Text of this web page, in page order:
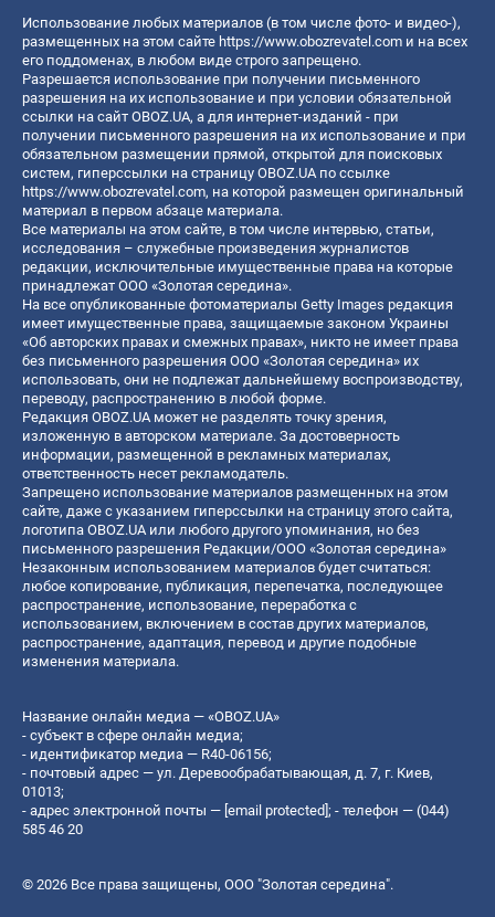
Использование любых материалов (в том числе фото- и видео-),
размещенных на этом сайте https://www.obozrevatel.com и на всех
его поддоменах, в любом виде строго запрещено.
Разрешается использование при получении письменного
разрешения на их использование и при условии обязательной
ссылки на сайт OBOZ.UA, а для интернет-изданий - при
получении письменного разрешения на их использование и при
обязательном размещении прямой, открытой для поисковых
систем, гиперссылки на страницу OBOZ.UA по ссылке
https://www.obozrevatel.com, на которой размещен оригинальный
материал в первом абзаце материала.
Все материалы на этом сайте, в том числе интервью, статьи,
исследования – служебные произведения журналистов
редакции, исключительные имущественные права на которые
принадлежат ООО «Золотая середина».
На все опубликованные фотоматериалы Getty Images редакция
имеет имущественные права, защищаемые законом Украины
«Об авторских правах и смежных правах», никто не имеет права
без письменного разрешения ООО «Золотая середина» их
использовать, они не подлежат дальнейшему воспроизводству,
переводу, распространению в любой форме.
Редакция OBOZ.UA может не разделять точку зрения,
изложенную в авторском материале. За достоверность
информации, размещенной в рекламных материалах,
ответственность несет рекламодатель.
Запрещено использование материалов размещенных на этом
сайте, даже с указанием гиперссылки на страницу этого сайта,
логотипа OBOZ.UA или любого другого упоминания, но без
письменного разрешения Редакции/ООО «Золотая середина»
Незаконным использованием материалов будет считаться:
любое копирование, публикация, перепечатка, последующее
распространение, использование, переработка с
использованием, включением в состав других материалов,
распространение, адаптация, перевод и другие подобные
изменения материала.
Название онлайн медиа — «OBOZ.UA»
- субъект в сфере онлайн медиа;
- идентификатор медиа — R40-06156;
- почтовый адрес — ул. Деревообрабатывающая, д. 7, г. Киев,
01013;
- адрес электронной почты — [email protected]; - телефон — (044)
585 46 20
© 2026 Все права защищены, ООО "Золотая середина".